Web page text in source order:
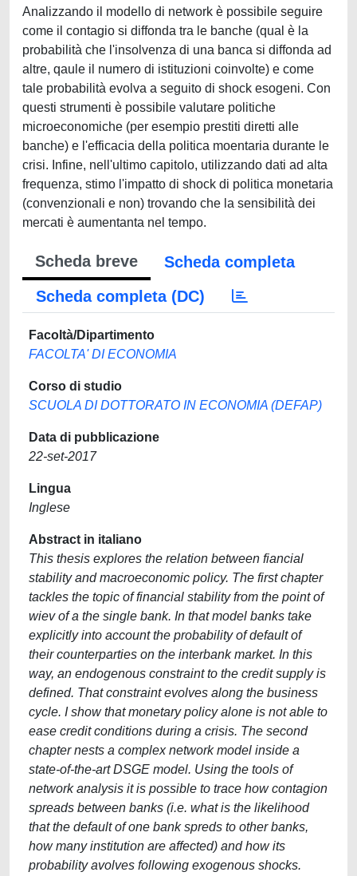
Analizzando il modello di network è possibile seguire
come il contagio si diffonda tra le banche (qual è la
probabilità che l'insolvenza di una banca si diffonda ad
altre, qaule il numero di istituzioni coinvolte) e come
tale probabilità evolva a seguito di shock esogeni. Con
questi strumenti è possibile valutare politiche
microeconomiche (per esempio prestiti diretti alle
banche) e l'efficacia della politica moentaria durante le
crisi. Infine, nell'ultimo capitolo, utilizzando dati ad alta
frequenza, stimo l'impatto di shock di politica monetaria
(convenzionali e non) trovando che la sensibilità dei
mercati è aumentanta nel tempo.
Scheda breve
Scheda completa
Scheda completa (DC)
Facoltà/Dipartimento
FACOLTA' DI ECONOMIA
Corso di studio
SCUOLA DI DOTTORATO IN ECONOMIA (DEFAP)
Data di pubblicazione
22-set-2017
Lingua
Inglese
Abstract in italiano
This thesis explores the relation between fiancial
stability and macroeconomic policy. The first chapter
tackles the topic of financial stability from the point of
wiev of a the single bank. In that model banks take
explicitly into account the probability of default of
their counterparties on the interbank market. In this
way, an endogenous constraint to the credit supply is
defined. That constraint evolves along the business
cycle. I show that monetary policy alone is not able to
ease credit conditions during a crisis. The second
chapter nests a complex network model inside a
state-of-the-art DSGE model. Using the tools of
network analysis it is possible to trace how contagion
spreads between banks (i.e. what is the likelihood
that the default of one bank spreds to other banks,
how many institution are affected) and how its
probability avolves following exogenous shocks.